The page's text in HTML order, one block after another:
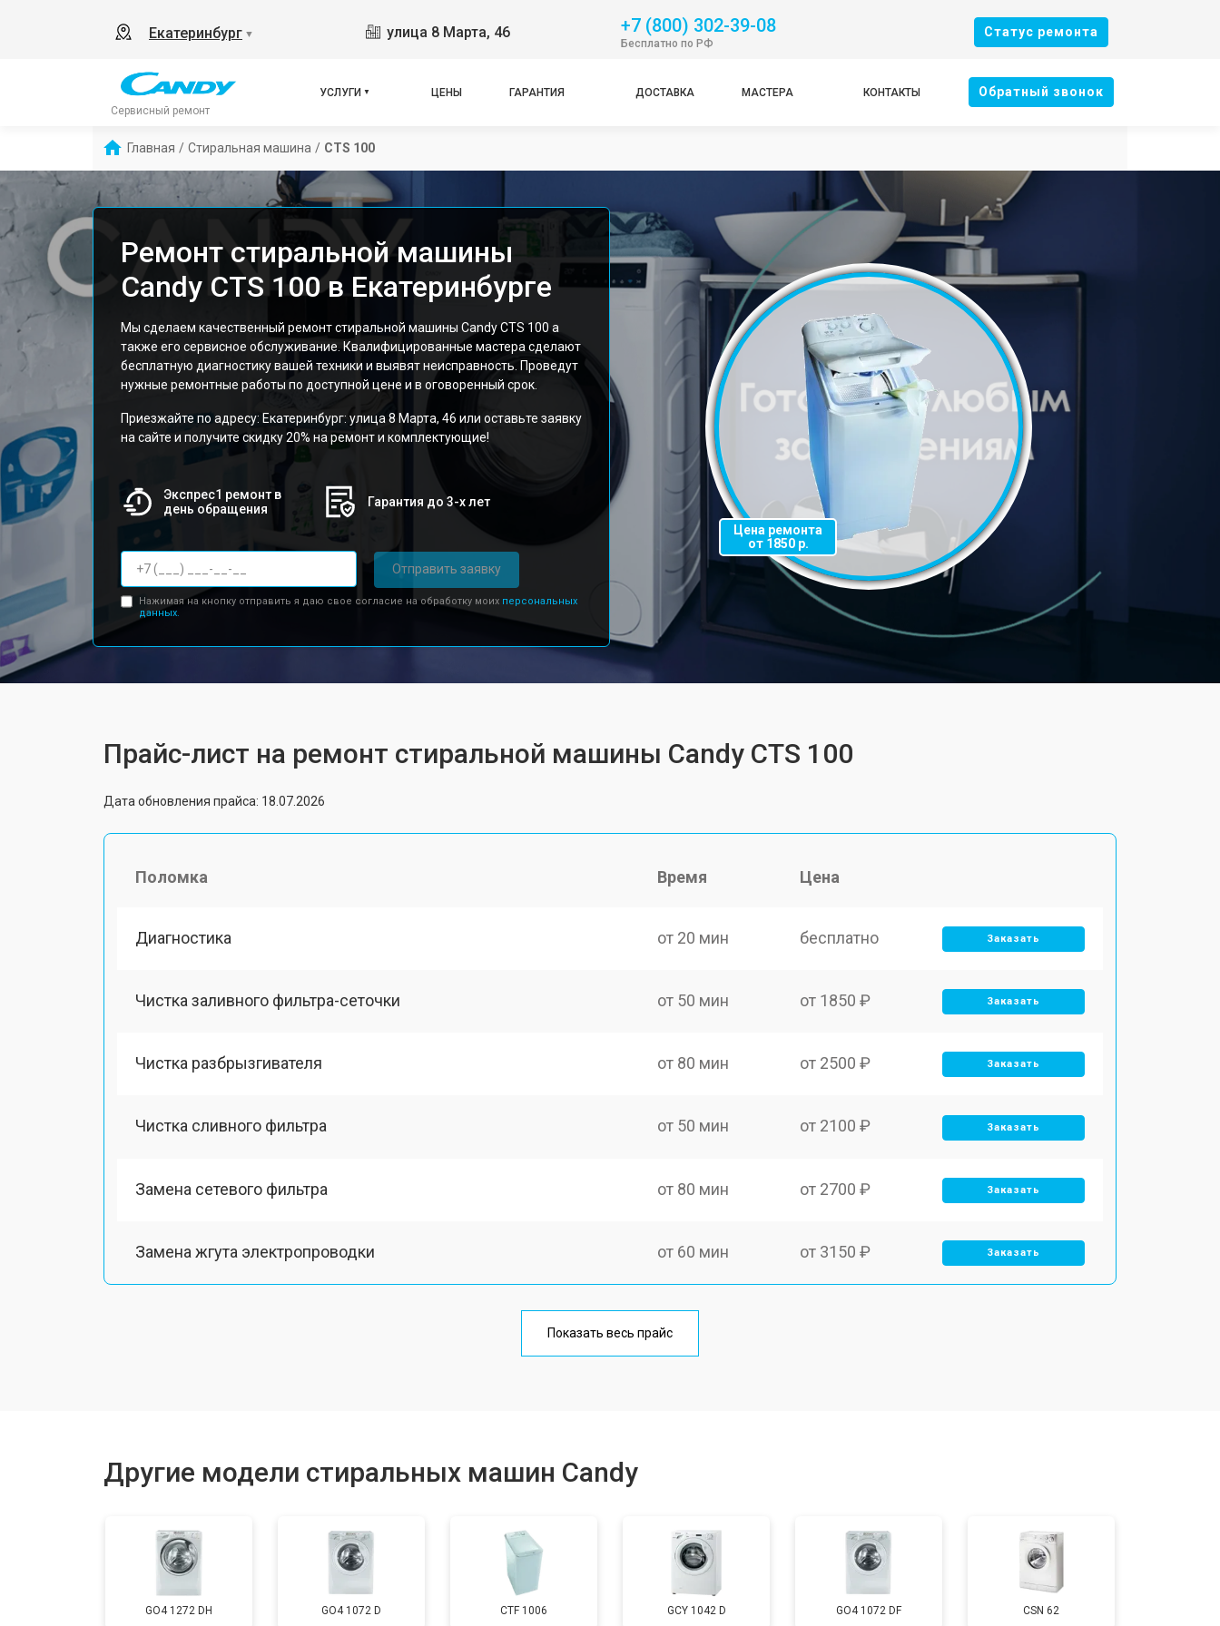
Екатеринбург ▼ улица 8 Марта, 46 +7 (800) 302-39-08
Бесплатно по РФ
Cтатус ремонта
Сервисный ремонт
УСЛУГИ ЦЕНЫ ГАРАНТИЯ ДОСТАВКА МАСТЕРА КОНТАКТЫ Oбратный звонок
Главная / Стиральная машина / CTS 100
Ремонт стиральной машины
Candy CTS 100 в Екатеринбурге
Мы сделаем качественный ремонт стиральной машины Candy CTS 100 а
также его сервисное обслуживание. Квалифицированные мастера сделают
бесплатную диагностику вашей техники и выявят неисправность. Проведут
нужные ремонтные работы по доступной цене и в оговоренный срок.
Приезжайте по адресу: Екатеринбург: улица 8 Марта, 46 или оставьте заявку
на сайте и получите скидку 20% на ремонт и комплектующие!
Экспрес1 ремонт в
день обращения
Гарантия до 3-х лет
Отправить заявку
Нажимая на кнопку отправить я даю свое согласие на обработку моих персональных
данных.
Цена ремонта
от 1850 р.
Прайс-лист на ремонт стиральной машины Candy CTS 100
Дата обновления прайса: 18.07.2026
Поломка Время Цена
Диагностика от 20 мин бесплатно Заказать
Чистка заливного фильтра-сеточки от 50 мин от 1850 ₽ Заказать
Чистка разбрызгивателя от 80 мин от 2500 ₽ Заказать
Чистка сливного фильтра от 50 мин от 2100 ₽ Заказать
Замена сетевого фильтра от 80 мин от 2700 ₽ Заказать
Замена жгута электропроводки от 60 мин от 3150 ₽ Заказать
от 100 мин
Замена шторок барабана от 100 мин от 3650 ₽ Заказать
Показать весь прайс
Другие модели стиральных машин Candy
GO4 1272 DH GO4 1072 D CTF 1006 GCY 1042 D GO4 1072 DF CSN 62